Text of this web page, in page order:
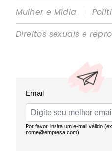
Mulher e Mídia
|
Direitos sexuais e